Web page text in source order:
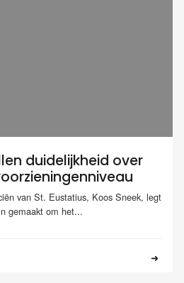
duidelijkheid over
van St. Eustatius, Koos Sneek, legt
gemaakt om het...